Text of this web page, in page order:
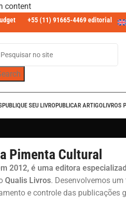
content
+55 (11) 91665-4469 editorial
PUBLIQUE SEU LIVROPUBLICAR ARTIGOLIVROS
Pimenta Cultural
2012, é uma editora
Qualis Livros. Desenvolvemos
e controle das publicações